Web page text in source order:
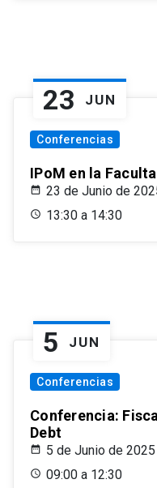
23 JUN
Conferencias
IPoM en la
23 de Junio de
13:30 a 14:30
5 JUN
Conferencias
Conferencia:
Debt
5 de Junio de
09:00 a 12:30